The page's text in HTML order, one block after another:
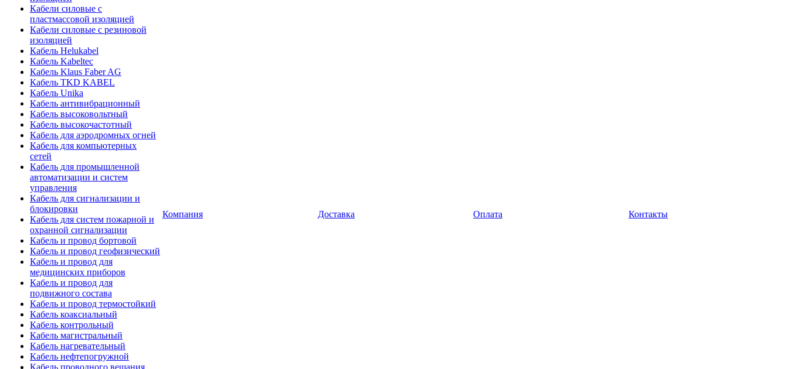
Кабели силовые с
пластмассовой изоляцией
Кабели силовые с резиновой
изоляцией
Кабель Helukabel
Кабель Kabeltec
Кабель Klaus Faber AG
Кабель TKD KABEL
Кабель Unika
Кабель антивибрационный
Кабель высоковольтный
Кабель высокочастотный
Кабель для аэродромных огней
Кабель для компьютерных
сетей
Кабель для промышленной
автоматизации и систем
управления
Кабель для сигнализации и
блокировки
Кабель для систем пожарной и
охранной сигнализации
Кабель и провод бортовой
Кабель и провод геофизический
Кабель и провод для
медицинских приборов
Кабель и провод для
подвижного состава
Кабель и провод термостойкий
Кабель коаксиальный
Кабель контрольный
Кабель магистральный
Кабель нагревательный
Кабель нефтепогружной
Кабель проводного вещания
Компания Доставка Оплата Контакты